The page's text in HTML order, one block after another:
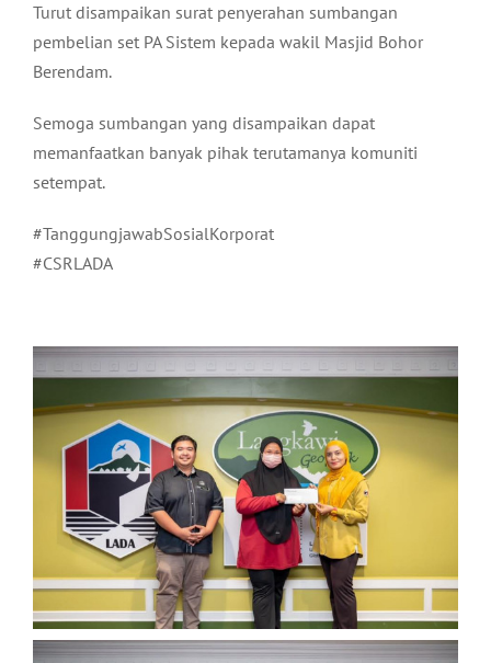
Turut disampaikan surat penyerahan sumbangan
pembelian set PA Sistem kepada wakil Masjid Bohor
Berendam.
Semoga sumbangan yang disampaikan dapat
memanfaatkan banyak pihak terutamanya komuniti
setempat.
#TanggungjawabSosialKorporat
#CSRLADA